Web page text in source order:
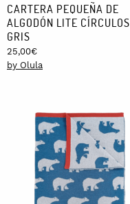
CARTERA PEQUEÑA DE
ALGODÓN LITE CÍRCULOS
GRIS
25,00€
by Olula